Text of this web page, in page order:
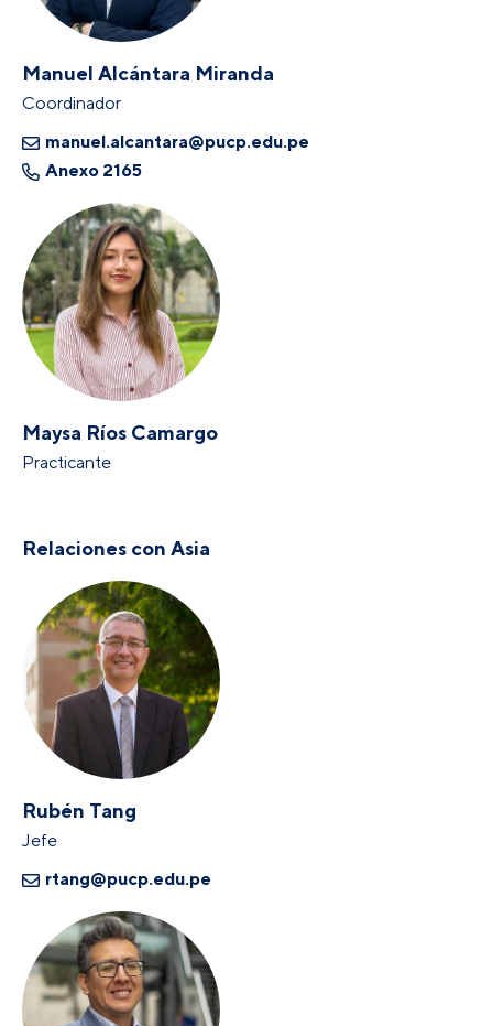
Manuel Alcántara Miranda
Coordinador
manuel.alcantara@pucp.edu.pe
Anexo 2165
Maysa Ríos Camargo
Practicante
Relaciones con Asia
Rubén Tang
Jefe
rtang@pucp.edu.pe